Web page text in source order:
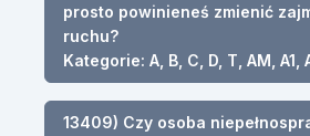
prosto powinieneś zmienić
ruchu?
Kategorie: A, B, C, D, T, AM, A1,
13409) Czy osoba